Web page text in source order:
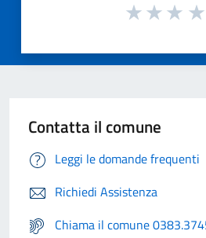
Contatta il comune
Leggi le domande frequenti
Richiedi Assistenza
Chiama il comune